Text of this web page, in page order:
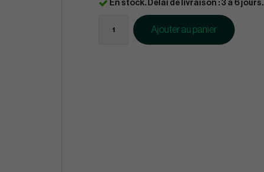
En stock. Délai de livraison : 3 à 6 jours.
Ajouter au panier